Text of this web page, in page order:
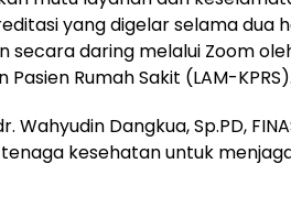
yang digelar selama dua
secara daring melalui Zoom
Rumah Sakit (LAM-KPRS).
Wahyudin Dangkua, Sp.PD,
kesehatan untuk